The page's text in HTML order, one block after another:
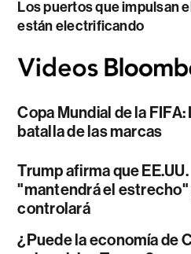
Los puertos que impulsan
están electrificando
Copa Mundial de la FIFA:
batalla de las marcas
Trump afirma que EE.UU.
"mantendrá el estrecho"
controlará
¿Puede la economía de